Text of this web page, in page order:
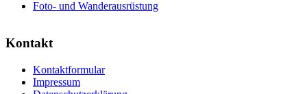
Foto- und Wanderausrüstung
Kontakt
Kontaktformular
Impressum